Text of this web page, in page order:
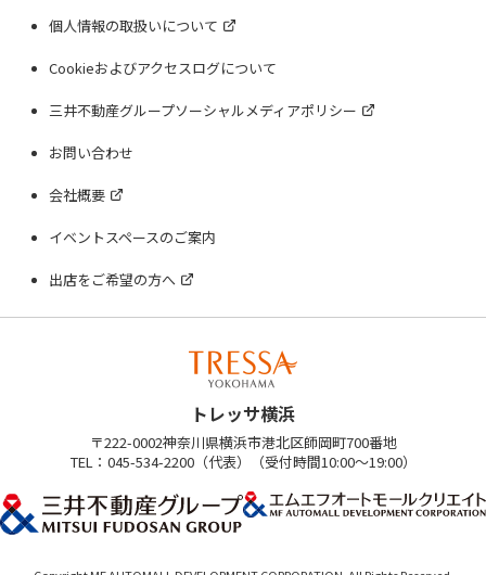
個人情報の取扱いについて
Cookieおよびアクセスログについて
三井不動産グループソーシャルメディアポリシー
お問い合わせ
会社概要
イベントスペースのご案内
出店をご希望の方へ
トレッサ横浜
〒222-0002神奈川県横浜市港北区師岡町700番地
TEL：045-534-2200（代表）（受付時間10:00～19:00）